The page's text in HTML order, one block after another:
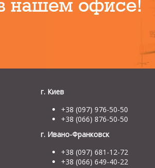
нашем офисе!
г. Киев
+38 (097) 976-50-50
+38 (066) 876-50-50
г. Ивано-Франковск
+38 (097) 681-12-72
+38 (066) 649-40-22